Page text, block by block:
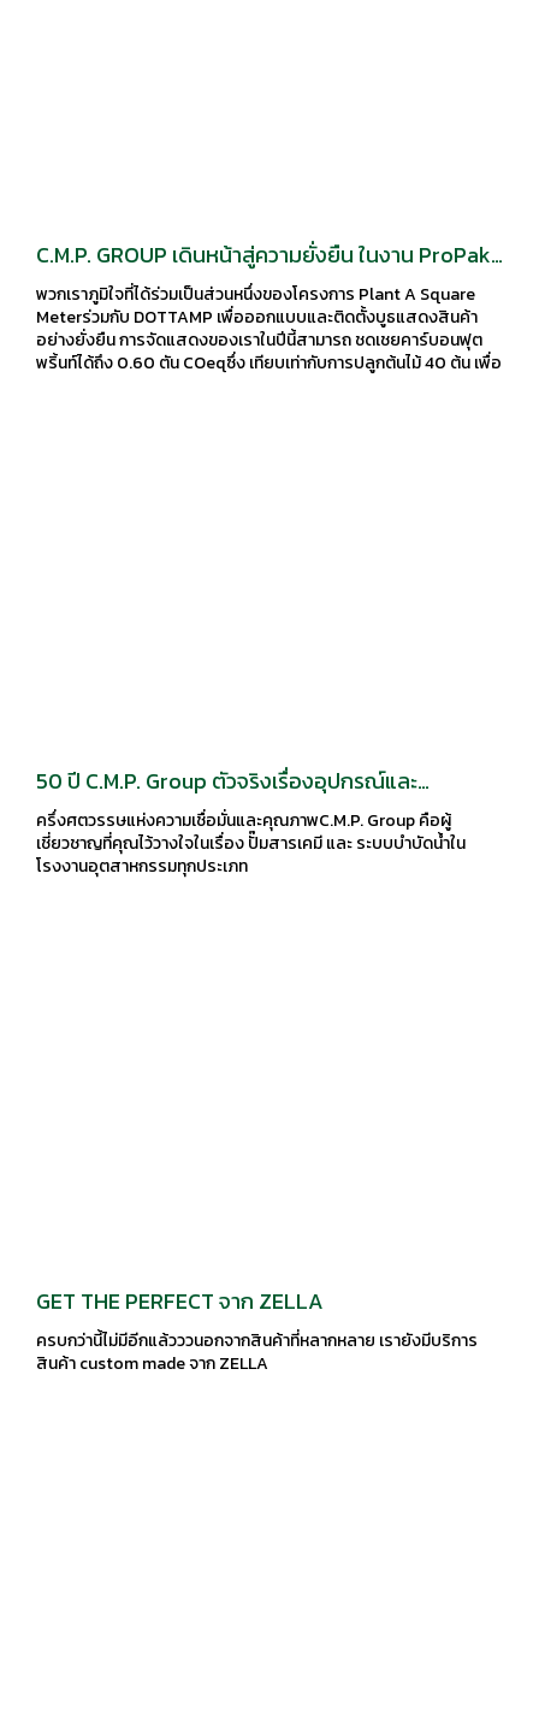
C.M.P. GROUP เดินหน้าสู่ความยั่งยืน ในงาน ProPak
Asia 2025
พวกเราภูมิใจที่ได้ร่วมเป็นส่วนหนึ่งของโครงการ Plant A Square
Meterร่วมกับ DOTTAMP เพื่อออกแบบและติดตั้งบูธแสดงสินค้า
อย่างยั่งยืน การจัดแสดงของเราในปีนี้สามารถ ชดเชยคาร์บอนฟุต
พริ้นท์ได้ถึง 0.60 ตัน COeqซึ่ง เทียบเท่ากับการปลูกต้นไม้ 40 ต้น เพื่อ
50 ปี C.M.P. Group ตัวจริงเรื่องอุปกรณ์และ
เครื่องจักรอุตสาหกรรม!
ครึ่งศตวรรษแห่งความเชื่อมั่นและคุณภาพC.M.P. Group คือผู้
เชี่ยวชาญที่คุณไว้วางใจในเรื่อง ปั๊มสารเคมี และ ระบบบำบัดน้ำใน
โรงงานอุตสาหกรรมทุกประเภท
GET THE PERFECT จาก ZELLA
ครบกว่านี้ไม่มีอีกแล้วววนอกจากสินค้าที่หลากหลาย เรายังมีบริการ
สินค้า custom made จาก ZELLA